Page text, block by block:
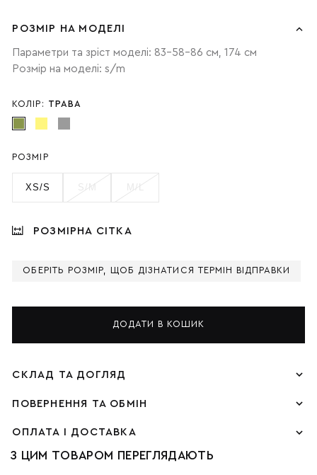
РОЗМІР НА МОДЕЛІ
Параметри та зріст моделі: 83-58-86 см, 174 см
Розмір на моделі: s/m
КОЛІР: ТРАВА
РОЗМІР
XS/S S/M M/L
РОЗМІРНА СІТКА
ОБЕРІТЬ РОЗМІР, ЩОБ ДІЗНАТИСЯ ТЕРМІН ВІДПРАВКИ
ДОДАТИ В КОШИК
СКЛАД ТА ДОГЛЯД
ПОВЕРНЕННЯ ТА ОБМІН
ОПЛАТА І ДОСТАВКА
З ЦИМ ТОВАРОМ ПЕРЕГЛЯДАЮТЬ